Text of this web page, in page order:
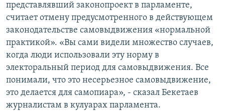
представлявший законопроект в парламенте,
считает отмену предусмотренного в действующем
законодательстве самовыдвижения «нормальной
практикой». «Вы сами видели множество случаев,
когда люди использовали эту норму в
электоральный период для самовыдвижения. Все
понимали, что это несерьезное самовыдвижение,
это делается для самопиара», - сказал Бекетаев
журналистам в кулуарах парламента.